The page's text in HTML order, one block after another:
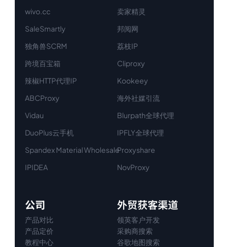
wivo.cc
卖家精灵
SaleSmartly
邦阅网
独角兽SCRM
荔枝IP
跨境百宝箱
Cliproxy
辣椒HTTP代理IP
Kookeey
ABCProxy
海外社媒引流
Vidau
Blurpath全球代理
DuoPlus云手机
IPFLY全球代理
Spandex Material Wholesale​Proxyshare
IPIDEA
NovProxy
公司
产品对比
产品定价
教程中心
外贸获客渠道
领英客户开发
采购商搜索
谷歌地图搜索